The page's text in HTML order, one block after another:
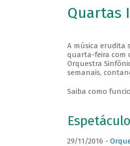
Quartas
A música erudita
quarta-feira com
Orquestra
semanais,
Saiba como
29/11/2016 -